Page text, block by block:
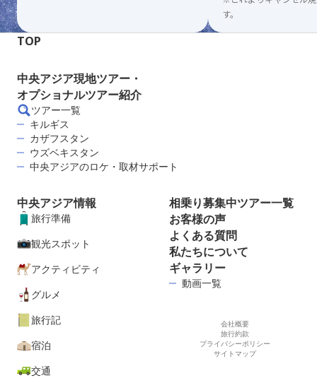
す。
TOP
中央アジア現地ツアー・
オプショナルツアー紹介
ツアー一覧
キルギス
カザフスタン
ウズベキスタン
中央アジアのロケ・取材サポート
中央アジア情報
旅行準備
観光スポット
アクティビティ
グルメ
旅行記
宿泊
交通
相乗り募集中ツアー一覧
お客様の声
よくある質問
私たちについて
ギャラリー
動画一覧
会社概要
旅行約款
プライバシーポリシー
サイトマップ